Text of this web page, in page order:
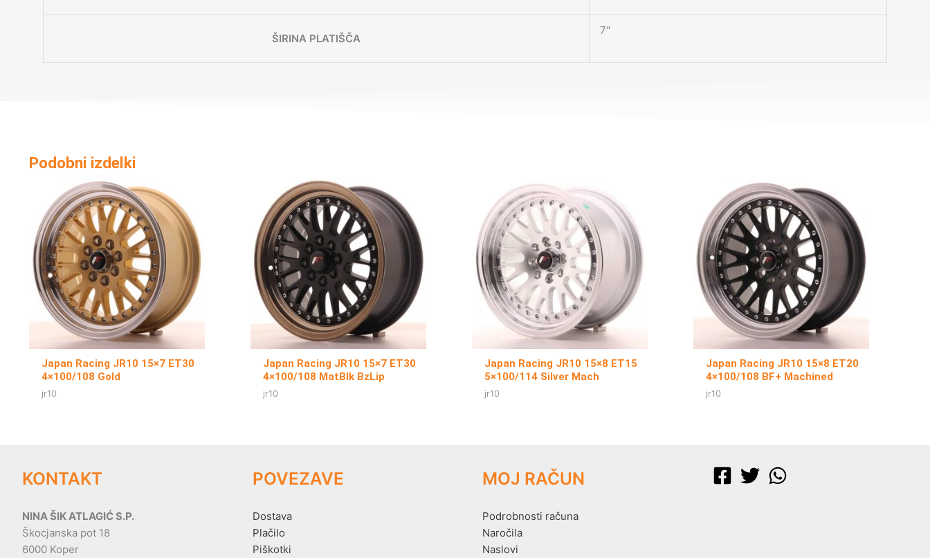
ŠIRINA PLATIŠČA
7"
Podobni izdelki
Japan Racing JR10 15×7 ET30
4×100/108 Gold
jr10
Japan Racing JR10 15×7 ET30
4×100/108 MatBlk BzLip
jr10
Japan Racing JR10 15×8 ET15
5×100/114 Silver Mach
jr10
Japan Racing JR10 15×8 ET20
4×100/108 BF+ Machined
jr10
KONTAKT
NINA ŠIK ATLAGIĆ S.P.
Škocjanska pot 18
6000 Koper
POVEZAVE
Dostava
Plačilo
Piškotki
MOJ RAČUN
Podrobnosti računa
Naročila
Naslovi